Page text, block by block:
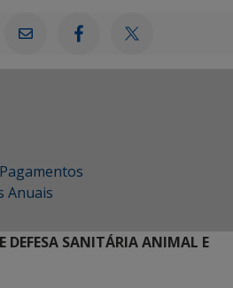
Anuais
DEFESA SANITÁRIA ANIMAL E